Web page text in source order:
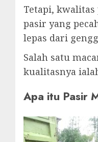
Tetapi,
pasir yang
lepas dari
Salah satu
kualitasnya
Apa itu Pasir